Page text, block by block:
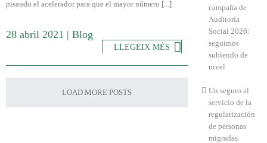
pisando el acelerador para que el mayor número [...]
28 abril 2021 | Blog
LLEGEIX MÉS
LOAD MORE POSTS
campaña de
Auditoría
Social 2026:
seguimos
subiendo de
nivel
Un seguro al
servicio de la
regularización
de personas
migradas